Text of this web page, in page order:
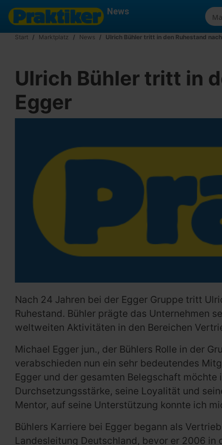
News
Start Marktplatz News Ulrich Bühler tritt in den Ruhestand
Ulrich Bühler tritt in
Egger
Nach 24 Jahren bei der Egger Gruppe tritt
Ruhestand. Bühler prägte das Unternehmen
weltweiten Aktivitäten in den Bereichen
Michael Egger jun., der Bühlers Rolle in der
verabschieden nun ein sehr bedeutendes
Egger und der gesamten Belegschaft
Durchsetzungsstärke, seine Loyalität und
Mentor, auf seine Unterstützung konnte ich
Bühlers Karriere bei Egger begann als
Landesleitung Deutschland, bevor er 2006 in